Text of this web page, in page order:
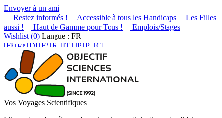
Envoyer à un ami
Restez informés !
Accessible à tous les Handicaps
Les Filles
aussi !
Haut de Gamme pour Tous !
Emplois/Stages
Wishlist (0) Langue : FR
Vos Voyages Scientifiques